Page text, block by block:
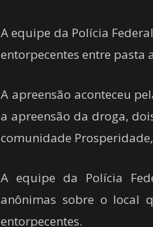
A equipe da Polícia
entorpecentes entre pasta
A apreensão aconteceu
a apreensão da droga,
comunidade
A equipe da Polícia
anônimas sobre o local
entorpecentes.